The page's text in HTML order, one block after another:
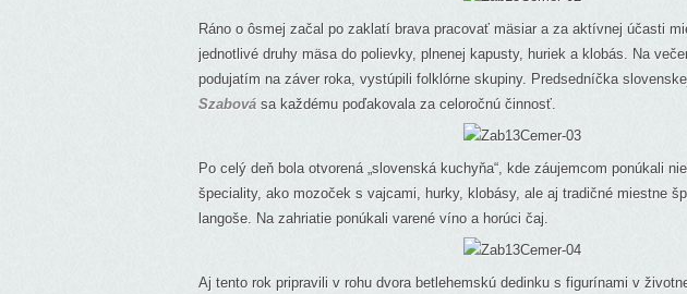
Ráno o ôsmej začal po zaklatí brava pracovať mäsiar a za aktívnej účasti
jednotlivé druhy mäsa do polievky, plnenej kapusty, huriek a klobás. Na
podujatím na záver roka, vystúpili folklórne skupiny. Predsedníčka
Szabová sa každému poďakovala za celoročnú činnosť.
Po celý deň bola otvorená „slovenská kuchyňa“, kde záujemcom ponúkali
špeciality, ako mozoček s vajcami, hurky, klobásy, ale aj tradičné miestne
langoše. Na zahriatie ponúkali varené víno a horúci čaj.
Aj tento rok pripravili v rohu dvora betlehemskú dedinku s figurínami v